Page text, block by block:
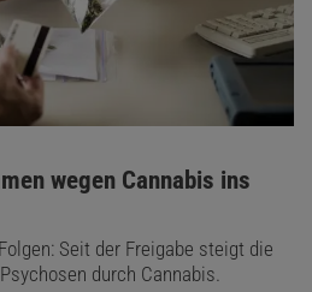
wegen Cannabis ins
Seit der Freigabe steigt die
durch Cannabis.